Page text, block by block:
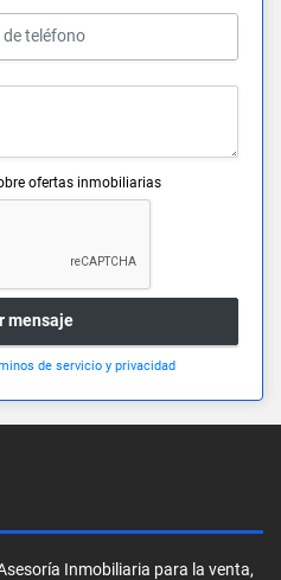
ofertas inmobiliarias
mensaje
de servicio y privacidad
Inmobiliaria para la venta,